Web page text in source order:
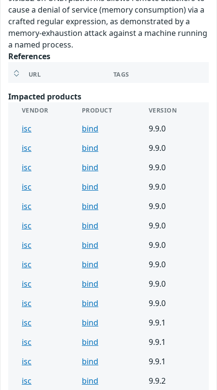
cause a denial of service (memory consumption) via a
crafted regular expression, as demonstrated by a
memory-exhaustion attack against a machine running
a named process.
References
URL TAGS
Impacted products
VENDOR PRODUCT VERSION
isc bind
9.9.0
isc
bind
9.9.0
isc
bind
9.9.0
isc
bind
9.9.0
isc
bind
9.9.0
isc
bind
9.9.0
isc
bind
9.9.0
isc
bind
9.9.0
isc
bind
9.9.0
isc
bind
9.9.0
isc
bind
9.9.1
isc
bind
9.9.1
isc
bind
9.9.1
isc
bind
9.9.2